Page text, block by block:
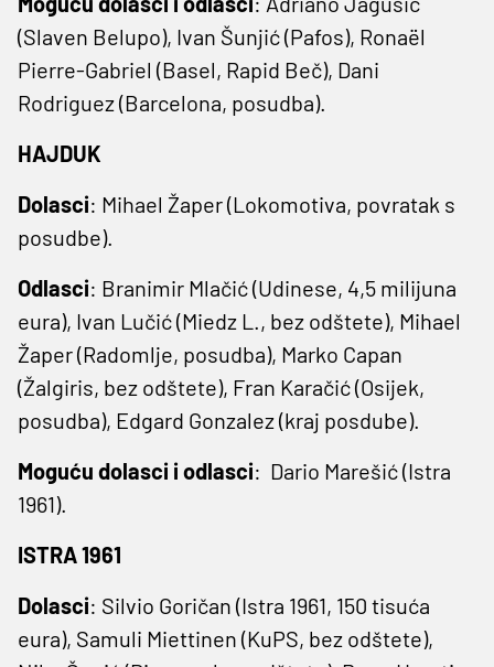
(Slaven Belupo), Ivan Šunjić (Pafos), Ronaël
Pierre-Gabriel (Basel, Rapid Beč), Dani
Rodriguez (Barcelona, posudba).
HAJDUK
Dolasci: Mihael Žaper (Lokomotiva, povratak s
posudbe).
Odlasci: Branimir Mlačić (Udinese, 4,5 milijuna
eura), Ivan Lučić (Miedz L., bez odštete), Mihael
Žaper (Radomlje, posudba), Marko Capan
(Žalgiris, bez odštete), Fran Karačić (Osijek,
posudba), Edgard Gonzalez (kraj posdube).
Moguću dolasci i odlasci: Dario Marešić (Istra
1961).
ISTRA 1961
Dolasci: Silvio Goričan (Istra 1961, 150 tisuća
eura), Samuli Miettinen (KuPS, bez odštete),